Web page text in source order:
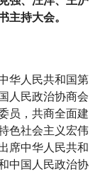
主持大会。
华人民共和国第
人民政治协商会
员，共商全面建
色社会主义宏伟
席中华人民共和
中国人民政治协